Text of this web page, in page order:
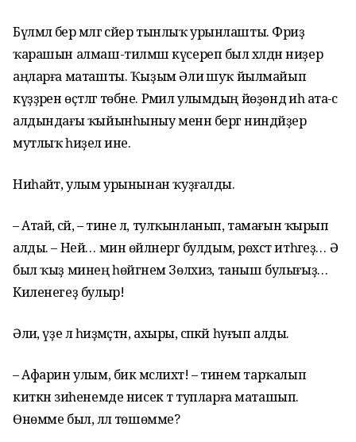
Бүлмәлә бер мәлгә сәйер тынлыҡ урынлашты. Фәриҙә
ҡарашын алмаш-тилмәш күсереп был хәлдән ниҙер
аңларға маташты. Ҡыҙым Әлиә шуҡ йылмайып
күҙҙәрен өҫтәлгә төбәне. Рәмил улымдың йөҙөндә иһә ата-әсә
алдындағы ҡыйынһыныу менән бергә ниндәйҙер
мутлыҡ һиҙелә ине.
Ниһайәт, улым урынынан ҡуҙғалды.
– Атай, әсәй, – тине лә, тулҡынланып, тамағын ҡырып
алды. – Ней… мин өйләнергә булдым, рөхсәт итһәгеҙ… Ә
был ҡыҙ минең һөйгәнем Зөлхизә, таныш булығыҙ…
Киленегеҙ булыр!
Әлиә, үҙе лә һиҙмәҫтән, ахыры, сәпәкәй һуғып алды.
– Афарин улым, бик мәслихәт! – тинем тарҡалып
киткән зиһенемде нисек тә тупларға маташып.
Өнөмме был, әллә төшөмме?